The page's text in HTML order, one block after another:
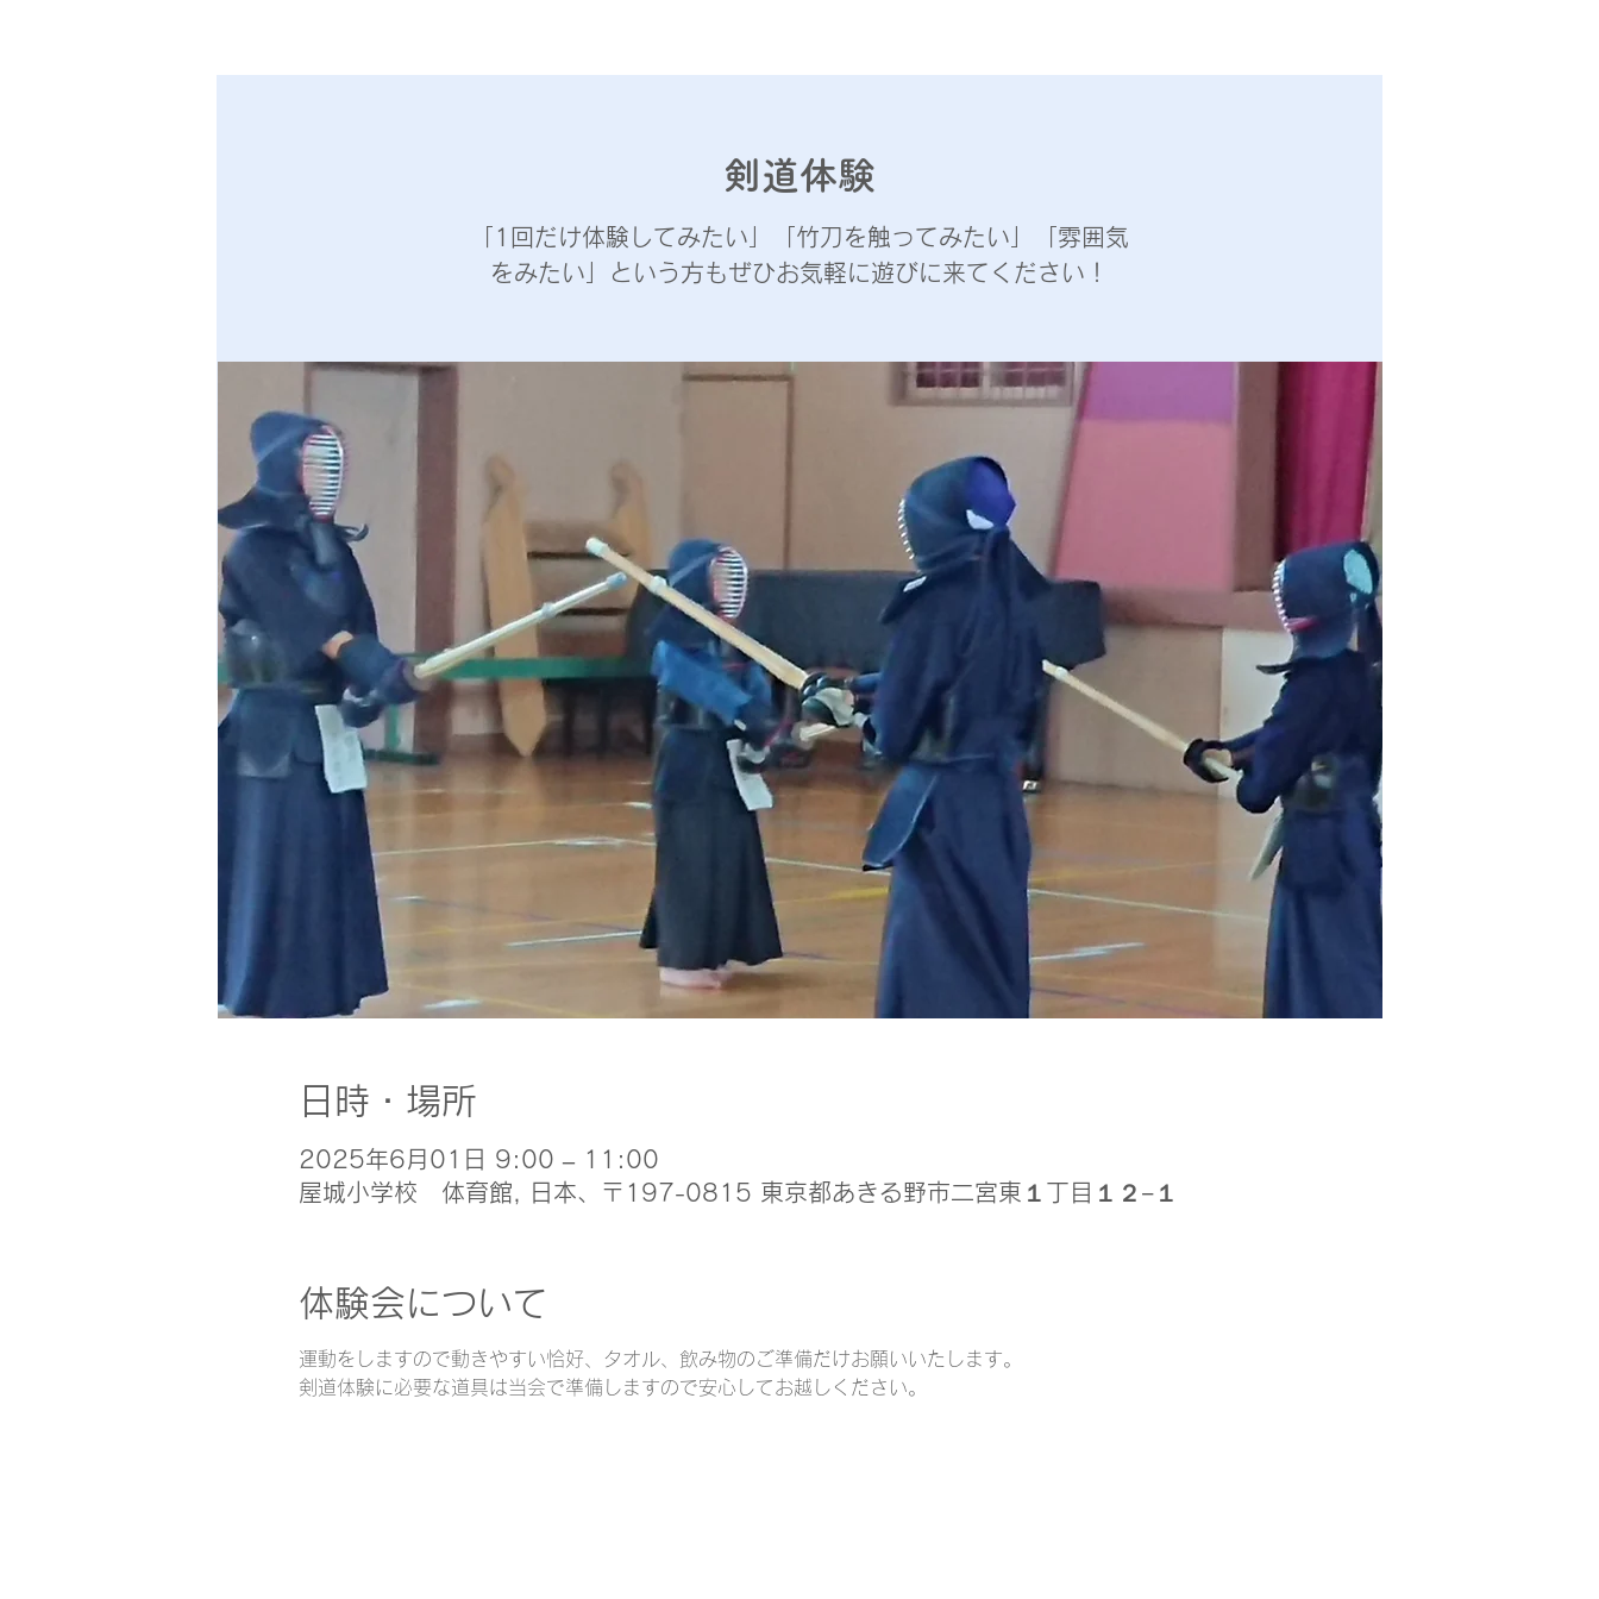
剣道体験
「1回だけ体験してみたい」「竹刀を触ってみたい」「雰囲気
をみたい」という方もぜひお気軽に遊びに来てください！
日時・場所
2025年6月01日 9:00 – 11:00
屋城小学校 体育館, 日本、〒197-0815 東京都あきる野市二宮東１丁目１２−１
体験会について
運動をしますので動きやすい恰好、タオル、飲み物のご準備だけお願いいたします。
剣道体験に必要な道具は当会で準備しますので安心してお越しください。